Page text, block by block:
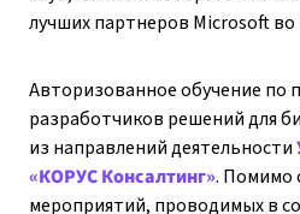
лучших партнеров Microsoft во
Авторизованное обучение по
разработчиков решений для
из направлений деятельности
«КОРУС Консалтинг». Помимо
мероприятий, проводимых в